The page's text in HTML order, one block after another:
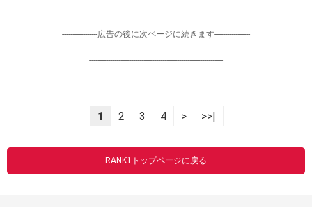
-----------------広告の後に次ページに続きます-----------------
----------------------------------------------------------------
1 2 3 4 > >>|
RANK1トップページに戻る